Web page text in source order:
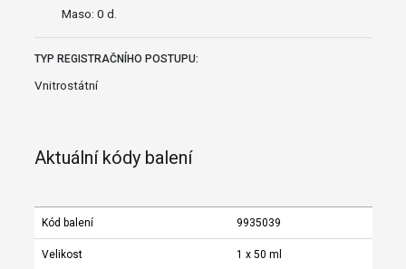
Maso: 0 d.
TYP REGISTRAČNÍHO POSTUPU:
Vnitrostátní
Aktuální kódy balení
Kód balení 9935039
Velikost 1 x 50 ml